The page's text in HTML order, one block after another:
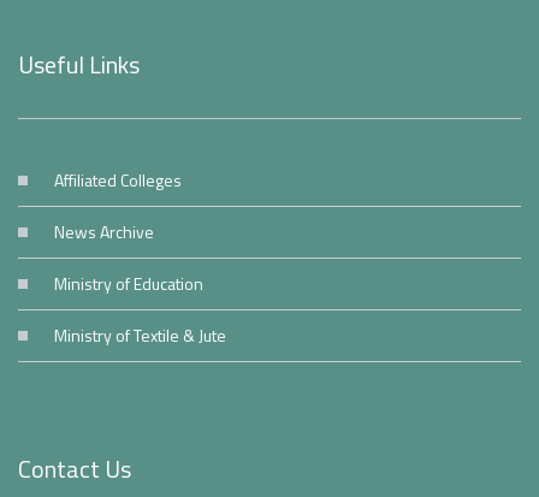
Useful Links
Affiliated Colleges
News Archive
Ministry of Education
Ministry of Textile & Jute
Contact Us